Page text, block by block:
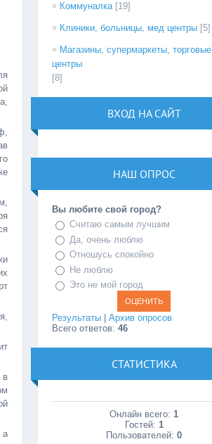
в
а
Коммуналка [19]
Клиники, больницы, мед центры [5]
Магазины, супермаркеты, торговые
центры
[8]
ВХОД НА САЙТ
НАШ ОПРОС
Вы любите свой город?
Считаю самым лучшим
Да, очень люблю
Отношусь спокойно
Не люблю
Это не мой город
Результаты |Архив опросов
Всего ответов:46
СТАТИСТИКА
Онлайн всего: 1
Гостей: 1
Пользователей:0